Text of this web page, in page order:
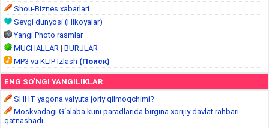
Shou-Biznes xabarlari
Sevgi dunyosi (Hikoyalar)
Yangi Photo rasmlar
MUCHALLAR | BURJLAR
MP3 va KLIP Izlash (Поиск)
ENG SO'NGI YANGILIKLAR
SHHT yagona valyuta joriy qilmoqchimi?
Moskvadagi G‘alaba kuni paradlarida birgina xorijiy davlat rahbari
qatnashadi